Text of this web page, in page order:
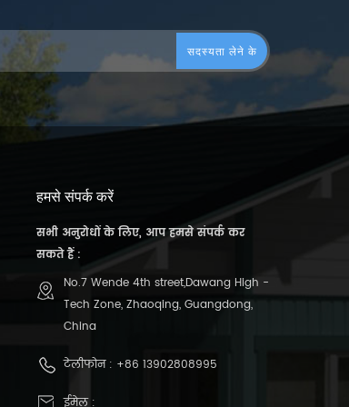
हमसे संपर्क करें
सभी अनुरोधों के लिए, आप हमसे संपर्क कर
सकते हैं :
No.7 Wende 4th street,Dawang High -
Tech Zone, Zhaoqing, Guangdong,
China
टेलीफोन : +86 13902808995
ईमेल :